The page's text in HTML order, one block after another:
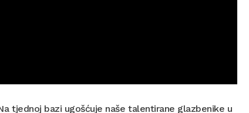
tjednoj bazi ugošćuje naše talentirane glazbenike u